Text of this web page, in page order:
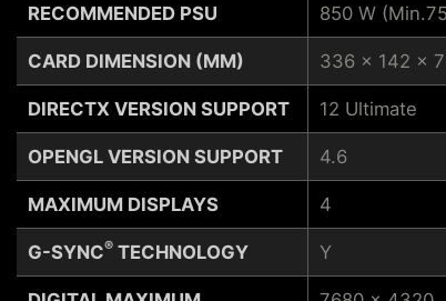
RECOMMENDED PSU
CARD DIMENSION (MM)
DIRECTX VERSION SUPPORT
OPENGL VERSION SUPPORT
MAXIMUM DISPLAYS
G-SYNC® TECHNOLOGY
850 W
336 x 142 x
12 Ultimate
4.6
4
Y